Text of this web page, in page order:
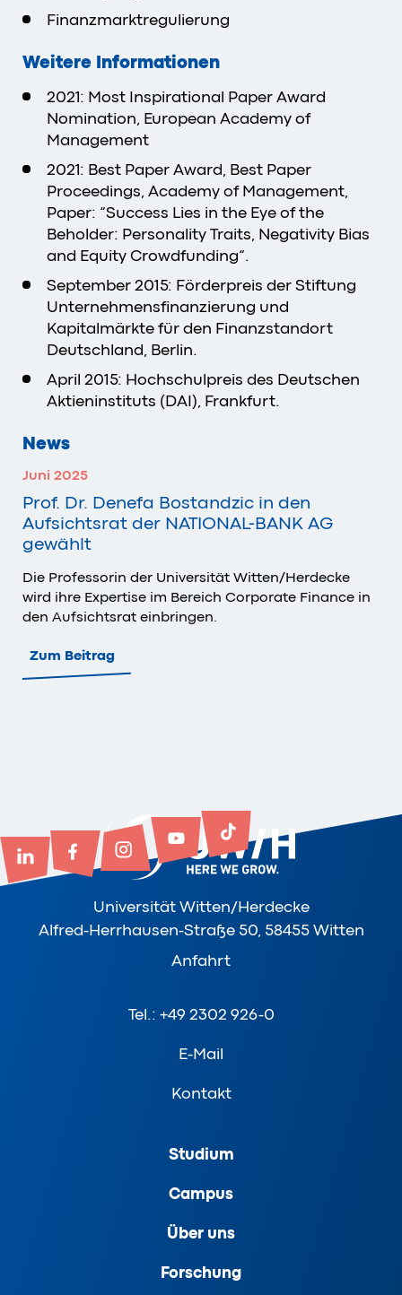
Finanzmarktregulierung
Weitere Informationen
2021: Most Inspirational Paper Award
Nomination, European Academy of
Management
2021: Best Paper Award, Best Paper
Proceedings, Academy of Management,
Paper: “Success Lies in the Eye of the
Beholder: Personality Traits, Negativity Bias
and Equity Crowdfunding“.
September 2015: Förderpreis der Stiftung
Unternehmensfinanzierung und
Kapitalmärkte für den Finanzstandort
Deutschland, Berlin.
April 2015: Hochschulpreis des Deutschen
Aktieninstituts (DAI), Frankfurt.
News
Juni 2025
Prof. Dr. Denefa Bostandzic in den
Aufsichtsrat der NATIONAL-BANK AG
gewählt
Die Professorin der Universität Witten/Herdecke
wird ihre Expertise im Bereich Corporate Finance in
den Aufsichtsrat einbringen.
Zum Beitrag
Universität Witten/Herdecke
Alfred-Herrhausen-Straße 50, 58455 Witten
Anfahrt
Tel.: +49 2302 926-0
E-Mail
Kontakt
Studium
Campus
Über uns
Forschung